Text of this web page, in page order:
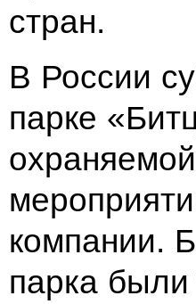
стран.
В России
парке
компании.
парка